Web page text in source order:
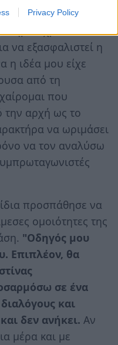
Privacy Policy
με τον Μιγκέλ
χρόνια.
να εξασφαλιστεί η
η ιδέα μου είχε
από τη
που
την αρχή ως το
να ωριμάσει
να τον αναλύσω
ίδια προσπάθησε να
ομοιότητες της
"Οδηγός μου
Επιπλέον, θα
σε ένα
και
δεν ανήκει. Αν
μέρα και με